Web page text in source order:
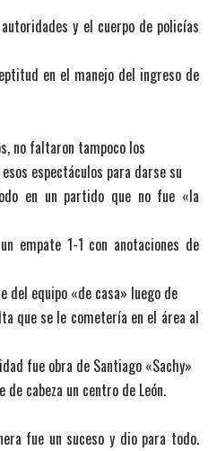
y el cuerpo de policías
en el manejo del ingreso de
no faltaron tampoco los
espectáculos para darse su
en un partido que no fue «la
empate 1-1 con anotaciones de
del equipo «de casa» luego de
que se le cometería en el área al
fue obra de Santiago «Sachy»
cabeza un centro de León.
fue un suceso y dio para todo.